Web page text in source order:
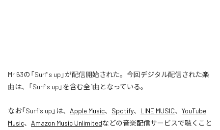
Mr 63の「Surf's up」が配信開始された。今回デジタル配信された楽
曲は、「Surf's up」を含む全1曲となっている。
なお「Surf's up 」は、 Apple Music、 Spotify、 LINE MUSIC、 YouTube
Music、 Amazon Music Unlimitedなどの音楽配信サービスで聴くこと